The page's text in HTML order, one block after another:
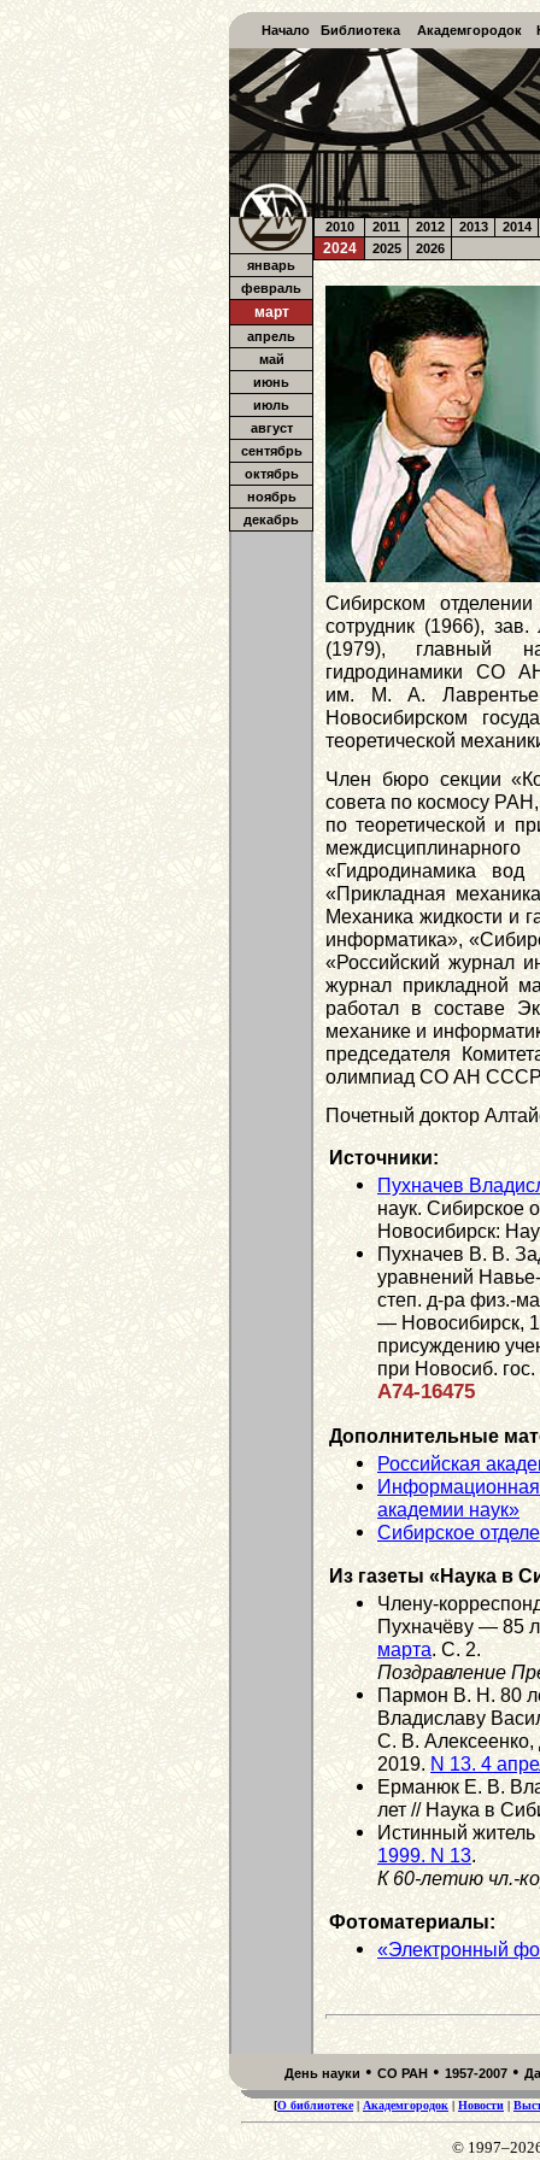
Начало Библиотека Академгородок
январь
февраль
март
апрель
май
июнь
июль
август
сентябрь
октябрь
ноябрь
декабрь
2010 2011 2012 2013 2014
2024 2025 2026
Сибирском
сотрудник (1966),
(1979), главный
гидродинамики СО
им. М. А.
Новосибирском
теоретической
Член бюро секции
совета по космосу
по теоретической и
«Гидродинамика
«Прикладная
Механика жидкости и
информатика»,
«Российский журнал
журнал прикладной
работал в составе
механике и
председателя
олимпиад СО АН
Почетный доктор
Источники:
Пухначев
наук. Сибирское
Новосибирск:
Пухначев В. В.
уравнений
степ. д-ра физ.-
— Новосибирск,
присуждению
при Новосиб. гос.
А74-16475
Дополнительные
Российская
Информационная
академии наук»
Сибирское
Из газеты «Наука в
Члену-
Пухначёву — 85
марта. С. 2.
Поздравление
Пармон В. Н. 80
Владиславу
С. В.
2019.N 13. 4
Ерманюк Е. В.
лет // Наука в
Истинный
1999. N 13.
К 60-летию чл.-
Фотоматериалы:
«Электронный
День науки • СО РАН • 1957-2007 •
[О библиотеке| Академгородок| Новости |
©